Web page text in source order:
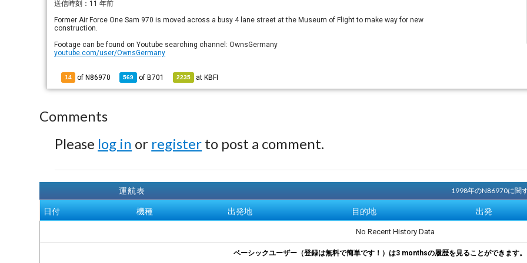
送信時刻： 11 年前
Former Air Force One Sam 970 is moved across a busy 4 lane street at the Museum of Flight to make way for new
construction.
Footage can be found on Youtube searching channel: OwnsGermany
youtube.com/user/OwnsGermany
14 of N86970 569 of B701 2235 at KBFI
Comments
Please log in or register to post a comment.
運航表 1998年のN86970に関
日付 機種 出発地 目的地 出発
No Recent History Data
ベーシックユーザー（登録は無料で簡単です！）は3 monthsの履歴を見ることができます